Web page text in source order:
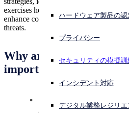
サイバー攻撃を受けている場合、連
サインイン
Open search
日本語 Open language switcher
ハードウェア製品の認
プライバシー
セキュリティの模擬
インシデント対応
デジタル業務レジリ
勧告
Secure Design
アーキテクチャ
責任ある情報開示
セキュリティのテスト
インシデント対応
コンプライアンス
コンプライアンスおよび認定
データ保護の概要
製品データシート
ガバナンス
企業ポリシー
お客様およびパートナーとの
exercises help organizations refine their
enhance communication, and build
threats.
Why are security
important?
Blind Spot Identification:
exercises help you